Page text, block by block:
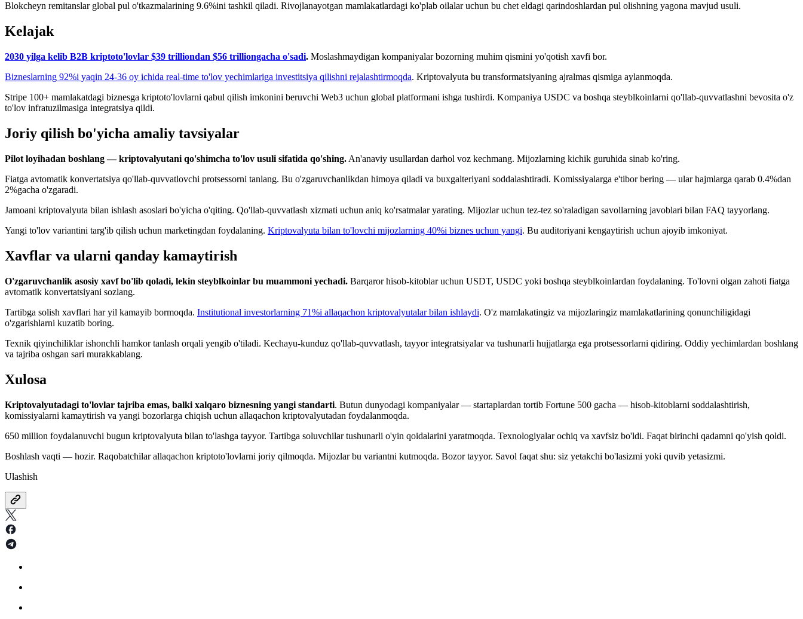
Blokcheyn remitanslar global pul o'tkazmalarining 9.6%ini tashkil qiladi. Rivojlanayotgan mamlakatlardagi ko'plab oilalar uchun bu chet eldagi qarindoshlardan pul olishning yagona mavjud usuli.
Kelajak
2030 yilga kelib B2B kriptoto'lovlar $39 trilliondan $56 trilliongacha o'sadi. Moslashmaydigan kompaniyalar bozorning muhim qismini yo'qotish xavfi bor.
Bizneslarning 92%i yaqin 24-36 oy ichida real-time to'lov yechimlariga investitsiya qilishni rejalashtirmoqda. Kriptovalyuta bu transformatsiyaning ajralmas qismiga aylanmoqda.
Stripe 100+ mamlakatdagi biznesga kriptoto'lovlarni qabul qilish imkonini beruvchi Web3 uchun global platformani ishga tushirdi. Kompaniya USDC va boshqa steyblkoinlarni qo'llab-quvvatlashni bevosita o'z
to'lov infratuzilmasiga integratsiya qildi.
Joriy qilish bo'yicha amaliy tavsiyalar
Pilot loyihadan boshlang — kriptovalyutani qo'shimcha to'lov usuli sifatida qo'shing. An'anaviy usullardan darhol voz kechmang. Mijozlarning kichik guruhida sinab ko'ring.
Fiatga avtomatik konvertatsiya qo'llab-quvvatlovchi protsessorni tanlang. Bu o'zgaruvchanlikdan himoya qiladi va buxgalteriyani soddalashtiradi. Komissiyalarga e'tibor bering — ular hajmlarga qarab 0.4%dan
2%gacha o'zgaradi.
Jamoani kriptovalyuta bilan ishlash asoslari bo'yicha o'qiting. Qo'llab-quvvatlash xizmati uchun aniq ko'rsatmalar yarating. Mijozlar uchun tez-tez so'raladigan savollarning javoblari bilan FAQ tayyorlang.
Yangi to'lov variantini targ'ib qilish uchun marketingdan foydalaning. Kriptovalyuta bilan to'lovchi mijozlarning 40%i biznes uchun yangi. Bu auditoriyani kengaytirish uchun ajoyib imkoniyat.
Xavflar va ularni qanday kamaytirish
O'zgaruvchanlik asosiy xavf bo'lib qoladi, lekin steyblkoinlar bu muammoni yechadi. Barqaror hisob-kitoblar uchun USDT, USDC yoki boshqa steyblkoinlardan foydalaning. To'lovni olgan zahoti fiatga
avtomatik konvertatsiyani sozlang.
Tartibga solish xavflari har yil kamayib bormoqda. Institutional investorlarning 71%i allaqachon kriptovalyutalar bilan ishlaydi. O'z mamlakatingiz va mijozlaringiz mamlakatlarining qonunchiligidagi
o'zgarishlarni kuzatib boring.
Texnik qiyinchiliklar ishonchli hamkor tanlash orqali yengib o'tiladi. Kechayu-kunduz qo'llab-quvvatlash, tayyor integratsiyalar va tushunarli hujjatlarga ega protsessorlarni qidiring. Oddiy yechimlardan boshlang
va tajriba oshgan sari murakkablang.
Xulosa
Kriptovalyutadagi to'lovlar tajriba emas, balki xalqaro biznesning yangi standarti. Butun dunyodagi kompaniyalar — startaplardan tortib Fortune 500 gacha — hisob-kitoblarni soddalashtirish,
komissiyalarni kamaytirish va yangi bozorlarga chiqish uchun allaqachon kriptovalyutadan foydalanmoqda.
650 million foydalanuvchi bugun kriptovalyuta bilan to'lashga tayyor. Tartibga soluvchilar tushunarli o'yin qoidalarini yaratmoqda. Texnologiyalar ochiq va xavfsiz bo'ldi. Faqat birinchi qadamni qo'yish qoldi.
Boshlash vaqti — hozir. Raqobatchilar allaqachon kriptoto'lovlarni joriy qilmoqda. Mijozlar bu variantni kutmoqda. Bozor tayyor. Savol faqat shu: siz yetakchi bo'lasizmi yoki quvib yetasizmi.
Ulashish